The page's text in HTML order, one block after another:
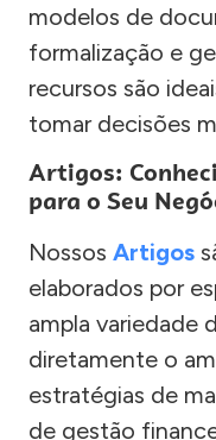
modelos de
formalização e
recursos são
tomar decisões
Artigos:
para o Seu
Nossos Artigos
elaborados por
ampla variedade
diretamente o
estratégias de
de gestão